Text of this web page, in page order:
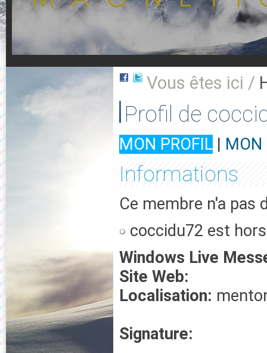
Vous êtes ici /
Profil de
MON PROFIL | MON
Informations
Ce membre n'a pas
coccidu72 est
Windows Live
Site Web:
Localisation:
Signature: